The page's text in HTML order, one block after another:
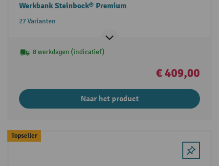
Werkbank Steinbock® Premium
27 Varianten
8 werkdagen (indicatief)
€ 409,00
Naar het product
Topseller